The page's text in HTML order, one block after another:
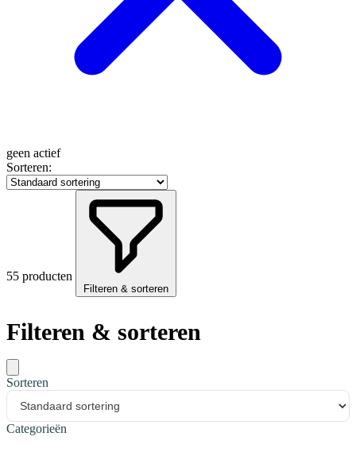
geen actief
Sorteren:
55 producten
Filteren & sorteren
Filteren & sorteren
Sorteren
Categorieën